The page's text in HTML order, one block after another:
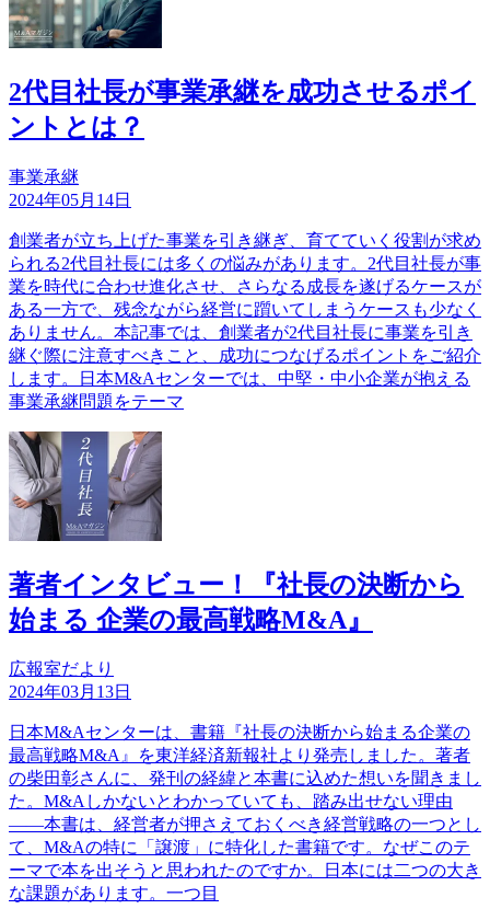
2代目社長が事業承継を成功させるポイ
ントとは？
事業承継
2024年05月14日
創業者が立ち上げた事業を引き継ぎ、育てていく役割が求め
られる2代目社長には多くの悩みがあります。2代目社長が事
業を時代に合わせ進化させ、さらなる成長を遂げるケースが
ある一方で、残念ながら経営に躓いてしまうケースも少なく
ありません。本記事では、創業者が2代目社長に事業を引き
継ぐ際に注意すべきこと、成功につなげるポイントをご紹介
します。日本M&Aセンターでは、中堅・中小企業が抱える
事業承継問題をテーマ
著者インタビュー！『社長の決断から
始まる 企業の最高戦略M&A』
広報室だより
2024年03月13日
日本M&Aセンターは、書籍『社長の決断から始まる企業の
最高戦略M&A』を東洋経済新報社より発売しました。著者
の柴田彰さんに、発刊の経緯と本書に込めた想いを聞きまし
た。M&Aしかないとわかっていても、踏み出せない理由
――本書は、経営者が押さえておくべき経営戦略の一つとし
て、M&Aの特に「譲渡」に特化した書籍です。なぜこのテ
ーマで本を出そうと思われたのですか。日本には二つの大き
な課題があります。一つ目